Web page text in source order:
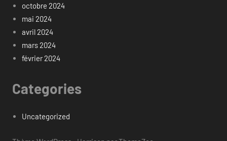
octobre 2024
mai 2024
avril 2024
mars 2024
février 2024
Categories
Uncategorized